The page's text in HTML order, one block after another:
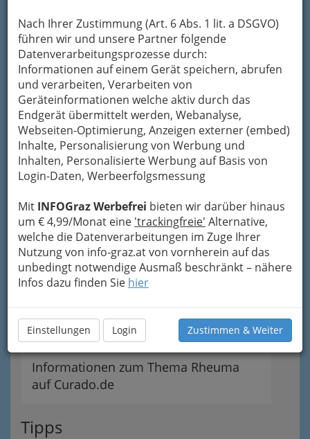
Nach Ihrer Zustimmung (Art. 6 Abs. 1 lit. a DSGVO)
führen wir und unsere Partner folgende
Datenverarbeitungsprozesse durch:
Informationen auf einem Gerät speichern, abrufen
und verarbeiten, Verarbeiten von
Geräteinformationen welche aktiv durch das
Endgerät übermittelt werden, Webanalyse,
Webseiten-Optimierung, Anzeigen externer (embed)
Inhalte, Personalisierung von Werbung und
Inhalten, Personalisierte Werbung auf Basis von
Login-Daten, Werbeerfolgsmessung
Mit INFOGraz Werbefrei bieten wir darüber hinaus
um € 4,99/Monat eine 'trackingfreie' Alternative,
welche die Datenverarbeitungen im Zuge Ihrer
Nutzung von info-graz.at von vornherein auf das
unbedingt notwendige Ausmaß beschränkt – nähere
Infos dazu finden Sie hier
Einstellungen Login Zustimmen & Weiter
Hoffnung für die
Leidgeprüften
Arznei besteht ersten Härtetest
Die Psyche leidet mit
Arthrose - Wie hoch ist Ihr Risiko?
Informationen zum Thema Rheuma
auf Curado.de
Tipps